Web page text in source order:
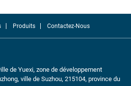
Produits Contactez-Nous
de Yuexi, zone de développement
ville de Suzhou, 215104, province du